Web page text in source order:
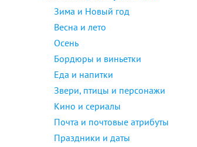
Зима и Новый год
Весна и лето
Осень
Бордюры и виньетки
Еда и напитки
Звери, птицы и персонажи
Кино и сериалы
Почта и почтовые атрибуты
Праздники и даты